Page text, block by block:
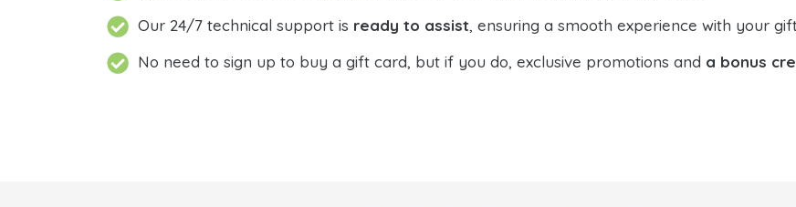
Our 24/7 technical support is ready to assist, ensuring a smooth experience with your
No need to sign up to buy a gift card, but if you do, exclusive promotions and a bonus